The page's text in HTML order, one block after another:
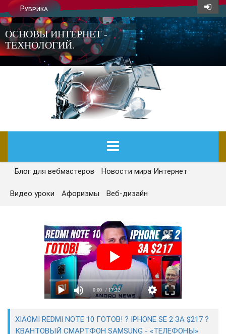
Рубрика
ОСНОВЫ ИНТЕРНЕТ -
ТЕХНОЛОГИЙ.
ГЛАВНАЯ
СЕГОДНЯ
НОВОСТИ
САЙТОСТРОЕНИЕ
РЕМОНТ И СОВЕТЫ
ИНТЕРНЕТ И СВЯЗЬ
УЧЕБНИК CSS
Блог для вебмастеров Новости мира Интернет
Видео уроки Афоризмы Веб-дизайн
0:00 / 17:22
XIAOMI REDMI NOTE 10 ГОТОВ! ? IPHONE SE 2 ЗА $217 ?
КВАНТОВЫЙ СМАРТФОН SAMSUNG - «ТЕЛЕФОНЫ»